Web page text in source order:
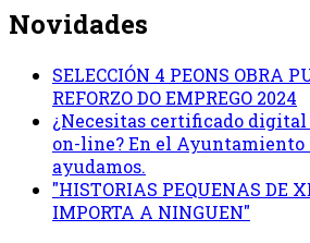
Novidades
SELECCIÓN 4 PEONS OBRA
REFORZO DO EMPREGO 2024
¿Necesitas certificado
on-line? En el Ayuntamiento
ayudamos.
"HISTORIAS PEQUENAS DE
IMPORTA A NINGUEN"